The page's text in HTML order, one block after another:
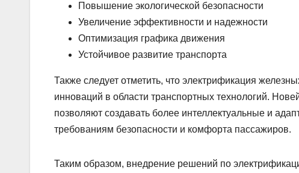
Повышение экологической безопасности
Увеличение эффективности и надежности
Оптимизация графика движения
Устойчивое развитие транспорта
Также следует отметить, что электрификация
инноваций в области транспортных технологий.
позволяют создавать более интеллектуальные и
требованиям безопасности и комфорта пассажиров.
Таким образом, внедрение решений по